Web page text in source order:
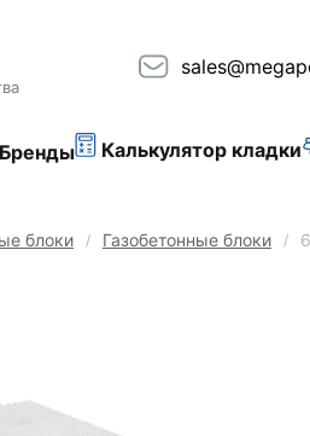
Бренды Калькулятор кладки
блоки Газобетонные блоки